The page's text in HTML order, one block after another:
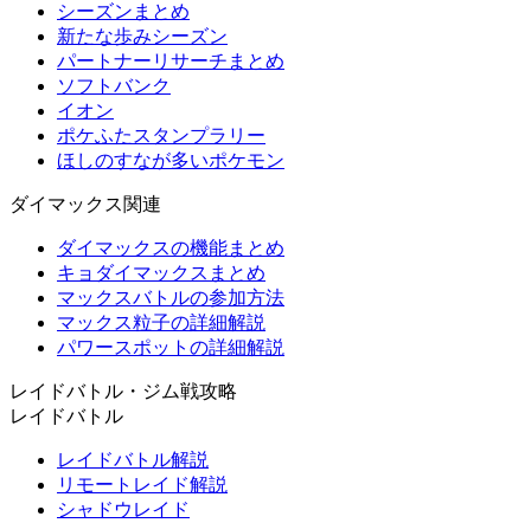
シーズンまとめ
新たな歩みシーズン
パートナーリサーチまとめ
ソフトバンク
イオン
ポケふたスタンプラリー
ほしのすなが多いポケモン
ダイマックス関連
ダイマックスの機能まとめ
キョダイマックスまとめ
マックスバトルの参加方法
マックス粒子の詳細解説
パワースポットの詳細解説
レイドバトル・ジム戦攻略
レイドバトル
レイドバトル解説
リモートレイド解説
シャドウレイド